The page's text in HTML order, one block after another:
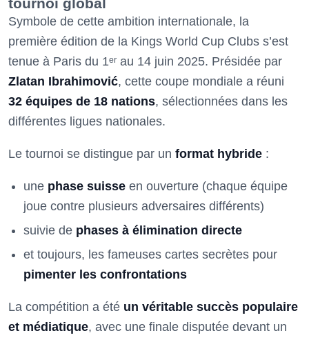
Symbole de cette ambition internationale, la
première édition de la Kings World Cup Clubs s’est
tenue à Paris du 1ᵉʳ au 14 juin 2025. Présidée par
Zlatan Ibrahimović, cette coupe mondiale a réuni
32 équipes de 18 nations, sélectionnées dans les
différentes ligues nationales.
Le tournoi se distingue par un format hybride :
une phase suisse en ouverture (chaque équipe
joue contre plusieurs adversaires différents)
suivie de phases à élimination directe
et toujours, les fameuses cartes secrètes pour
pimenter les confrontations
La compétition a été un véritable succès populaire
et médiatique, avec une finale disputée devant un